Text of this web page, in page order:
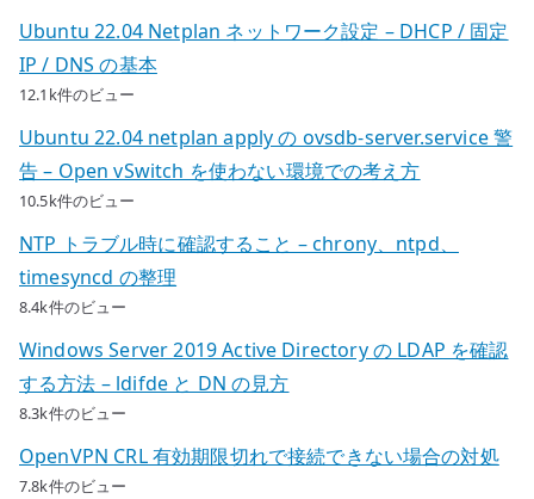
Ubuntu 22.04 Netplan ネットワーク設定 – DHCP / 固定
IP / DNS の基本
12.1k件のビュー
Ubuntu 22.04 netplan apply の ovsdb-server.service 警
告 – Open vSwitch を使わない環境での考え方
10.5k件のビュー
NTP トラブル時に確認すること – chrony、ntpd、
timesyncd の整理
8.4k件のビュー
Windows Server 2019 Active Directory の LDAP を確認
する方法 – ldifde と DN の見方
8.3k件のビュー
OpenVPN CRL 有効期限切れで接続できない場合の対処
7.8k件のビュー